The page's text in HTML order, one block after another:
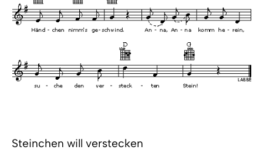
Steinchen will verstecken